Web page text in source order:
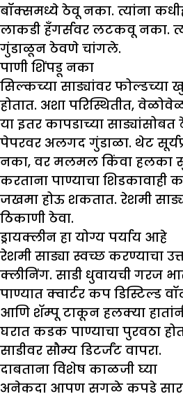
बॉक्समध्ये ठेवू नका. त्यांना
लाकडी हँगर्सवर लटकवू नका.
गुंडाळून ठेवणे चांगले.
पाणी शिंपडू नका
सिल्कच्या साड्यांवर फोल्डच्या
होतात. अशा परिस्थितीत,
या इतर कापडाच्या
पेपरवर अलगद गुंडाळा. थेट
नका, वर मलमल किंवा हलका
करताना पाण्याचा
जखमा होऊ शकतात. रेशमी
ठिकाणी ठेवा.
ड्रायक्लीन हा योग्य पर्याय आहे
रेशमी साड्या स्वच्छ करण्याचा
क्लीनिंग. साडी धुवायची गरज
पाण्यात क्वार्टर कप डिस्टिल्ड
आणि शॅम्पू टाकून हलक्या
घरात कडक पाण्याचा पुरवठा
साडीवर सौम्य डिटर्जंट वापरा.
दाबताना विशेष काळजी घ्या
अनेकदा आपण सगळे कपडे